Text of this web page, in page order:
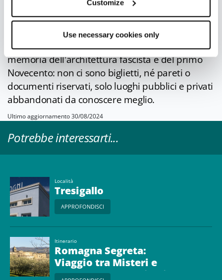
Customize
Use necessary cookies only
diComacchio.
Tra i lidi e l'entroterra di Romagna esiste poi
Loco, un progetto-museo all’aperto dedicato alla
memoria dell'architettura fascista e del primo
Novecento: non ci sono biglietti, né pareti o
documenti riservati, solo luoghi pubblici e privati
abbandonati da conoscere meglio.
Ultimo aggiornamento 30/08/2024
Potrebbe interessarti...
Località
Tresigallo
APPROFONDISCI
Itinerario
Romagna Segreta:
Viaggio tra Misteri e
Leggende del Territorio